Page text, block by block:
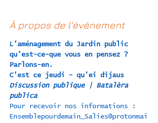
À propos de l'événement
L'aménagement du Jardin public
qu'est-ce-que vous en pensez ?
Parlons-en.
C'est ce jeudi - qu'ei dijaus
Discussion publique | Batalèra
publica
Pour recevoir nos informations :
Ensemblepourdemain_Salies@protonmai